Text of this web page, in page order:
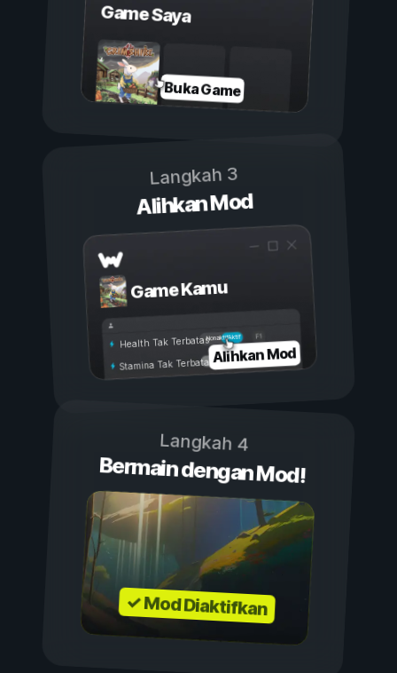
Game Saya
Buka Game
Langkah 3
Alihkan Mod
Game Kamu
Aktif
Nonaktif
Health Tak Terbatas
Stamina Tak TerbatasAlihkan Mod
Langkah 4
Bermain dengan Mod!
✓ Mod Diaktifkan